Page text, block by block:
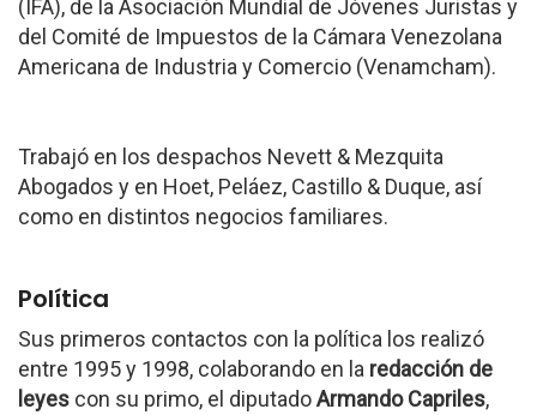
(IFA), de la Asociación Mundial de Jóvenes Juristas y
del Comité de Impuestos de la Cámara Venezolana
Americana de Industria y Comercio (Venamcham).
Trabajó en los despachos Nevett & Mezquita
Abogados y en Hoet, Peláez, Castillo & Duque, así
como en distintos negocios familiares.
Política
Sus primeros contactos con la política los realizó
entre 1995 y 1998, colaborando en la redacción de
leyes con su primo, el diputadoArmando Capriles,